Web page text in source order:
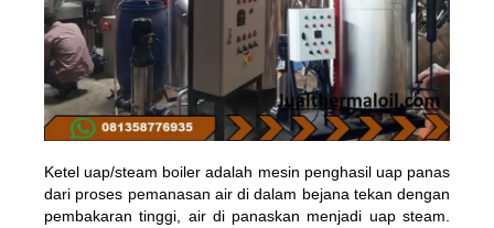
Ketel uap/steam boiler adalah mesin penghasil uap panas
dari proses pemanasan air di dalam bejana tekan dengan
pembakaran tinggi, air di panaskan menjadi uap steam.